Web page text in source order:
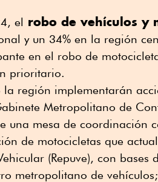
el robo de vehículos y
y un 34% en la región
en el robo de
prioritario.
la región implementarán
Metropolitano de
una mesa de coordinación
de motocicletas que
(Repuve), con
metropolitano de